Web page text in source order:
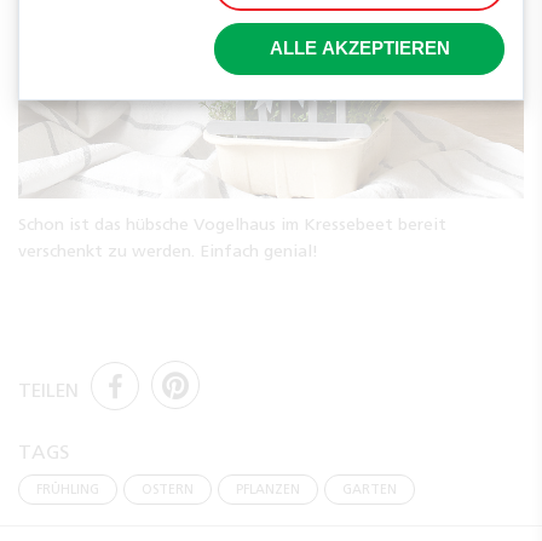
Schon ist das hübsche Vogelhaus im Kressebeet bereit
verschenkt zu werden. Einfach genial!
TEILEN
TAGS
FRÜHLING OSTERN PFLANZEN GARTEN
ALLE AKZEPTIEREN